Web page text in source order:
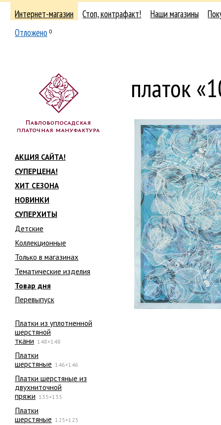
Интернет-магазин Стоп, контрафакт! Наши магазины
Отложено 0
АКЦИЯ САЙТА!
СУПЕРЦЕНА!
ХИТ СЕЗОНА
НОВИНКИ
СУПЕРХИТЫ
Детские
Коллекционные
Только в магазинах
Тематические изделия
Товар дня
Перевыпуск
Платки из уплотненной
шерстяной
ткани 148×148
Платки
шерстяные 146×146
Платки шерстяные из
двухниточной
пряжи 135×135
Платки
шерстяные 125×125
платок